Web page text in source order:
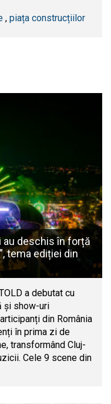
, piața construcțiilor
au deschis în forță
tema ediției din
a debutat cu
și show-uri
din România
în prima zi de
transformând Cluj-
Cele 9 scene din